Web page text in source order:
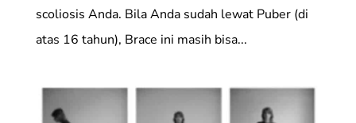
scoliosis Anda. Bila Anda sudah lewat Puber (di
atas 16 tahun), Brace ini masih bisa...